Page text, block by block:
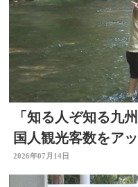
「知る人ぞ知る九
国人観光客数をア
しい大分”に
2026年07月14日